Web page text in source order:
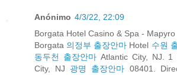
Anónimo 4/3/22, 22:09
Borgata Hotel Casino & Spa - Mapyro
Borgata 의정부 출장안마 Hotel 수원
동두천 출장안마Atlantic City, NJ. 1
City, NJ 광명 출장안마 08401.